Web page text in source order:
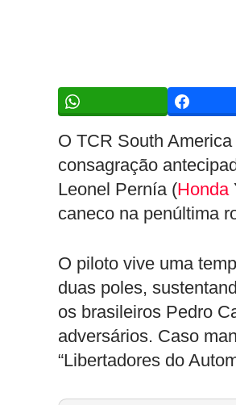
O TCR South
consagração
Leonel Pernía (Honda
caneco na penúltima
O piloto vive uma
duas poles,
os brasileiros Pedro
adversários. Caso
“Libertadores do